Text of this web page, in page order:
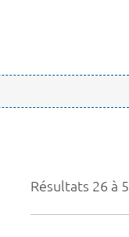
Résultats 26 à